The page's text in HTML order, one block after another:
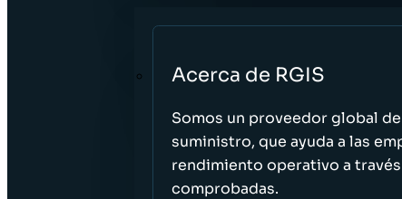
Acerca de RGIS
Somos un proveedor global
suministro, que ayuda a las
rendimiento operativo a
comprobadas.